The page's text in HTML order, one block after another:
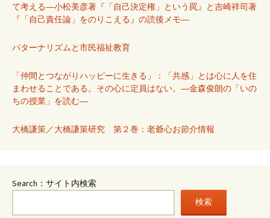
て考える―小松美彦著『「自己決定権」という罠』と吉崎祥司著
『「自己責任論」をのりこえる』の読後メモ―
パターナリズムと市民福祉教育
「仲間とつながりハッピーに生きる」：「共感」とは心に人を住
まわせることである。その心に定員はない。―金森俊朗の「いの
ちの授業」を読む―
大橋謙策／大橋謙策研究 第２巻：老爺心お節介情報
Search：サイト内検索
検索